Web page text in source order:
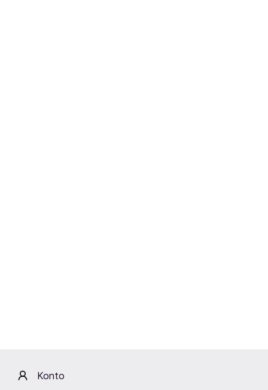
Konto
oraz producent nagrań Jakub Galiński. W 2017 został
jurorem piątej edycji programu talent show Idol.